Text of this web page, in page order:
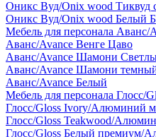
Оникс Вуд/Onix wood Тиквуд
Оникс Вуд/Onix wood Белый
Мебель для персонала Аванс/
Аванс/Avance Венге Цаво
Аванс/Avance Шамони
Аванс/Avance Шамони
Аванс/Avance Белый
Мебель для персонала Глосс/
Глосс/Gloss Ivory/Алюминий
Глосс/Gloss Teakwood/
Глосс/Gloss Белый премиум/